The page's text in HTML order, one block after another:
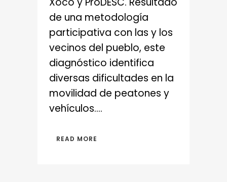
de una metodología
participativa con las y los
vecinos del pueblo, este
diagnóstico identifica
diversas dificultades en la
movilidad de peatones y
vehículos....
READ MORE